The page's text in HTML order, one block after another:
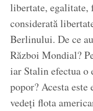
libertate,
considerată
Berlinului. De ce
Război Mondial?
iar Stalin efectua o
popor? Acesta
vedeți flota